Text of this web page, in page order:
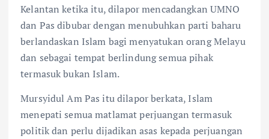
Kelantan ketika itu, dilapor mencadangkan UMNO
dan Pas dibubar dengan menubuhkan parti baharu
berlandaskan Islam bagi menyatukan orang Melayu
dan sebagai tempat berlindung semua pihak
termasuk bukan Islam.
Mursyidul Am Pas itu dilapor berkata, Islam
menepati semua matlamat perjuangan termasuk
politik dan perlu dijadikan asas kepada perjuangan